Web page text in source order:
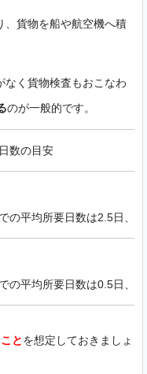
、貨物を船や航空機へ積
く貨物検査もおこなわ
のが一般的です。
数の目安
の平均所要日数は2.5日、
の平均所要日数は0.5日、
とを想定しておきましょ